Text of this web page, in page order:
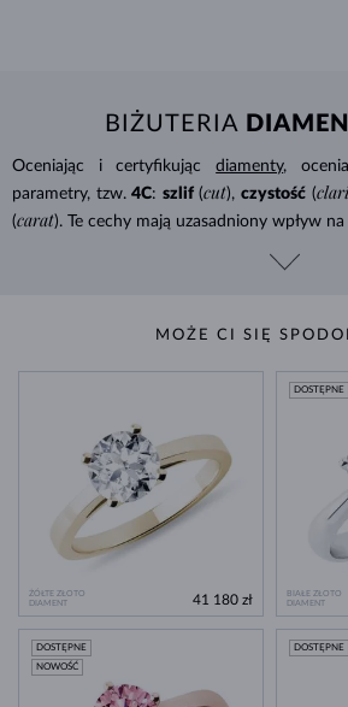
BIŻUTERIA
Oceniając i certyfikującdiamenty,
parametry, tzw. 4C: szlif (cut), czystość (
(carat). Te cechy mają uzasadniony wpływ
MOŻE CI SIĘ
ŻÓŁTE ZŁOTO
DIAMENT
41 180 zł
BIAŁE ZŁOTO
DIAMENT
DOSTĘPNE
DOSTĘPNE
NOWOŚĆ
DOSTĘPNE